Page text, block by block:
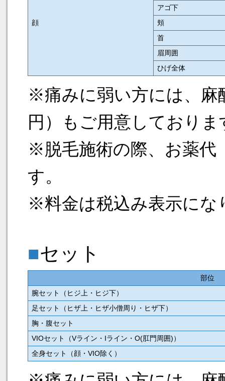
顔
アゴ下
頬
首
眉周囲
ひげ全体
※痛みに弱い方には、
円）もご用意しておりま
※脱毛施術の際、お薬代
す。
※料金は税込み表示にな
■セット
部位
腕セット（ヒジ上・ヒジ下）
足セット（ヒザ上・ヒザ小僧周り・ヒザ下）
胸・腹セット
VIOセット（Vライン・Iライン・O(肛門周囲)）
全身セット（顔・VIO除く）